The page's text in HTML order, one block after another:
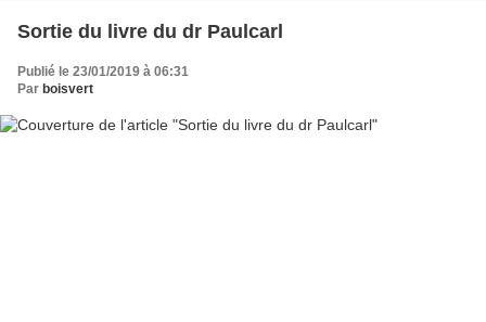
Sortie du livre du dr Paulcarl
Publié le 23/01/2019 à 06:31
Par boisvert